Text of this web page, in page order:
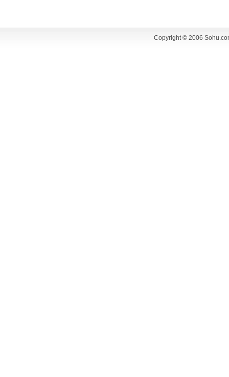
Copyright © 2006